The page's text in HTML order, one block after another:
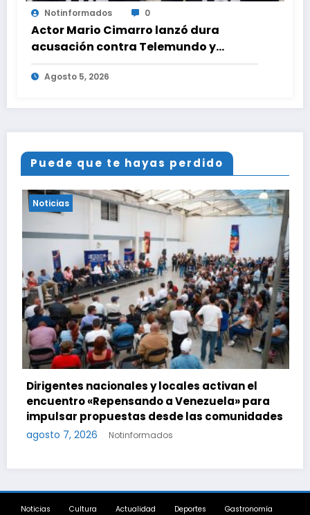
Notinformados 0
Actor Mario Cimarro lanzó dura
acusación contra Telemundo y
advirtió que lo que hacen en su contra
es ilegal en EEUU
Agosto 5, 2026
Puede que te hayas perdido
el
para
Noticias
Delcy Rodríguez dice que plan
por sismos ha beneficiado a unas
personas en una semana
agosto 7, 2026
Noticias Cultura Actualidad Deportes Gastronomía